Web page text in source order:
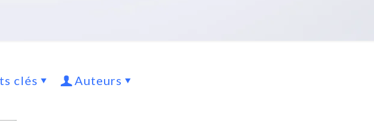
clés Auteurs